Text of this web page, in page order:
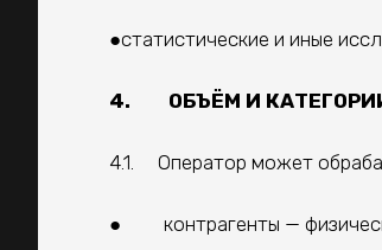
●статистические и иные
4. ОБЪЁМ И
4.1. Оператор может
● контрагенты —